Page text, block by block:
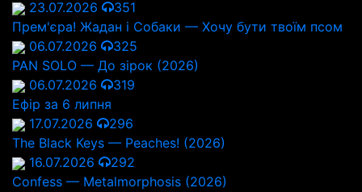
23.07.2026
351
Прем'єра! Жадан і Собаки — Хочу бути твоїм псом
06.07.2026
325
PAN SOLO — До зірок (2026)
06.07.2026
319
Ефір за 6 липня
17.07.2026
296
The Black Keys — Peaches! (2026)
16.07.2026
292
Confess — Metalmorphosis (2026)